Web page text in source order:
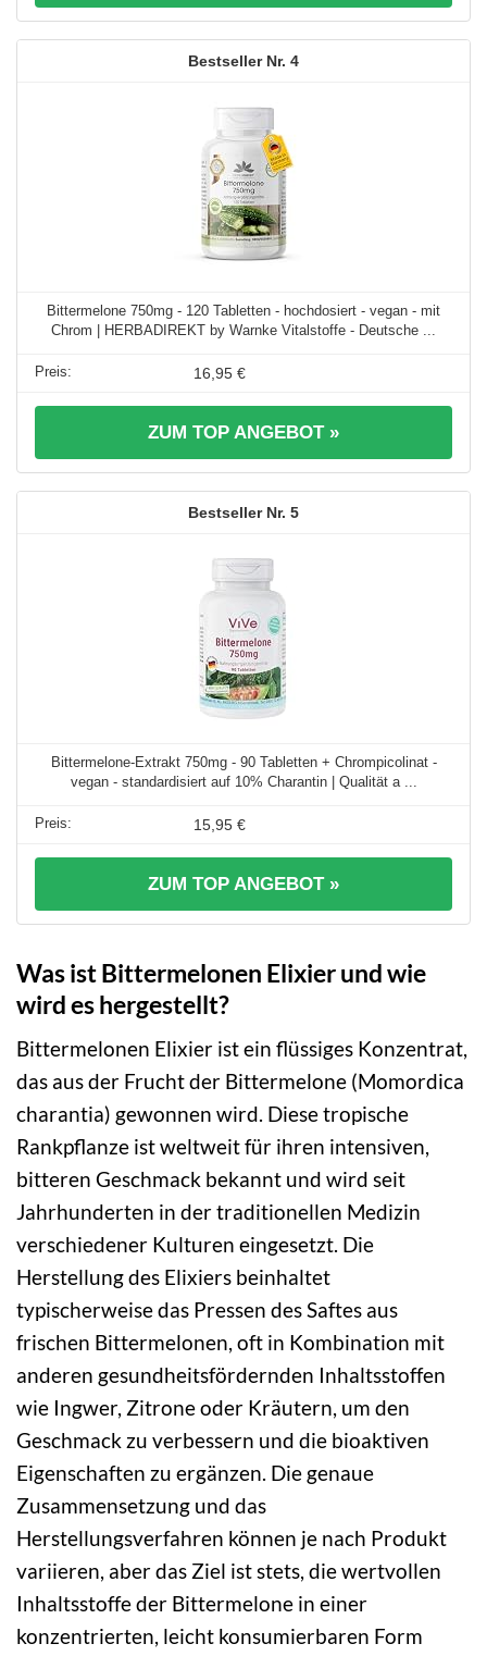
4
Bittermelone 750mg - 120 Tabletten - hochdosiert - vegan - mit
Chrom | HERBADIREKT by Warnke Vitalstoffe - Deutsche ...
16,95 €
ZUM TOP ANGEBOT »
5
Bittermelone-Extrakt 750mg - 90 Tabletten + Chrompicolinat -
vegan - standardisiert auf 10% Charantin | Qualität a ...
15,95 €
ZUM TOP ANGEBOT »
Was ist Bittermelonen Elixier und wie
wird es hergestellt?
Bittermelonen Elixier ist ein flüssiges Konzentrat,
das aus der Frucht der Bittermelone (Momordica
charantia) gewonnen wird. Diese tropische
Rankpflanze ist weltweit für ihren intensiven,
bitteren Geschmack bekannt und wird seit
Jahrhunderten in der traditionellen Medizin
verschiedener Kulturen eingesetzt. Die
Herstellung des Elixiers beinhaltet
typischerweise das Pressen des Saftes aus
frischen Bittermelonen, oft in Kombination mit
anderen gesundheitsfördernden Inhaltsstoffen
wie Ingwer, Zitrone oder Kräutern, um den
Geschmack zu verbessern und die bioaktiven
Eigenschaften zu ergänzen. Die genaue
Zusammensetzung und das
Herstellungsverfahren können je nach Produkt
variieren, aber das Ziel ist stets, die wertvollen
Inhaltsstoffe der Bittermelone in einer
konzentrierten, leicht konsumierbaren Form